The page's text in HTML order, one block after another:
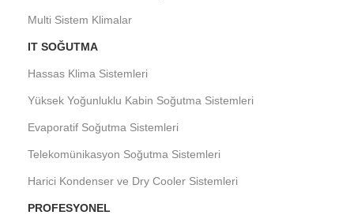
Multi Sistem Klimalar
IT SOĞUTMA
Hassas Klima Sistemleri
Yüksek Yoğunluklu Kabin Soğutma Sistemleri
Evaporatif Soğutma Sistemleri
Telekomünikasyon Soğutma Sistemleri
Harici Kondenser ve Dry Cooler Sistemleri
PROFESYONEL